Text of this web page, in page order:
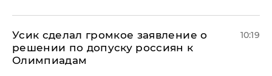
Усик сделал громкое заявление о
решении по допуску россиян к
Олимпиадам
10:19